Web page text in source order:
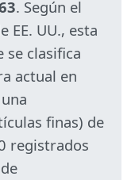
. Según el
EE. UU., esta
se clasifica
actual en
finas) de
registrados